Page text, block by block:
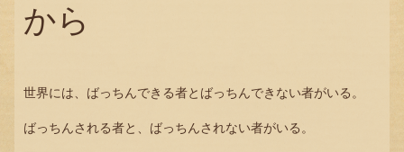
から
世界には、ばっちんできる者とばっちんできない者がいる。
ばっちんされる者と、ばっちんされない者がいる。